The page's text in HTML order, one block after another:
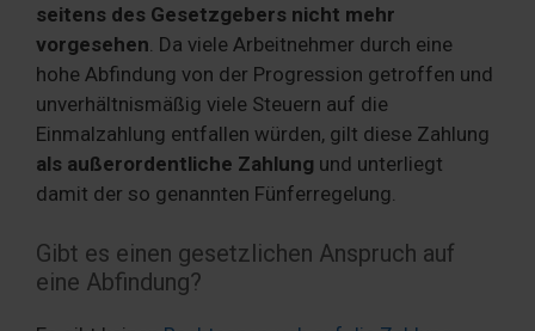
seitens des Gesetzgebers nicht mehr
vorgesehen . Da viele Arbeitnehmer durch eine
hohe Abfindung von der Progression getroffen und
unverhältnismäßig viele Steuern auf die
Einmalzahlung entfallen würden, gilt diese Zahlung
als außerordentliche Zahlung und unterliegt
damit der so genannten Fünferregelung.
Gibt es einen gesetzlichen Anspruch auf
eine Abfindung?